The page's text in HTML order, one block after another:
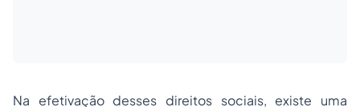
Na efetivação desses direitos sociais, existe uma